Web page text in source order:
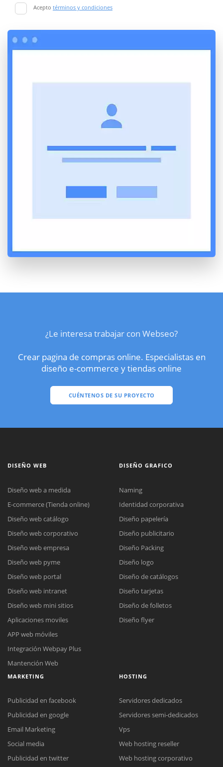
Acepto términos y condiciones
¿Le interesa trabajar con Webseo?
Crear pagina de compras online. Especialistas en
diseño e-commerce y tiendas online
CUÉNTENOS DE SU PROYECTO
DISEÑO WEB
Diseño web a medida
E-commerce (Tienda online)
Diseño web catálogo
Diseño web corporativo
Diseño web empresa
Diseño web pyme
Diseño web portal
Diseño web intranet
Diseño web mini sitios
Aplicaciones moviles
APP web móviles
Integración Webpay Plus
Mantención Web
DISEÑO GRAFICO
Naming
Identidad corporativa
Diseño papelería
Diseño publicitario
Diseño Packing
Diseño logo
Diseño de catálogos
Diseño tarjetas
Diseño de folletos
Diseño flyer
MARKETING
Publicidad en facebook
Publicidad en google
Email Marketing
Social media
Publicidad en twitter
HOSTING
Servidores dedicados
Servidores semi-dedicados
Vps
Web hosting reseller
Web hosting corporativo